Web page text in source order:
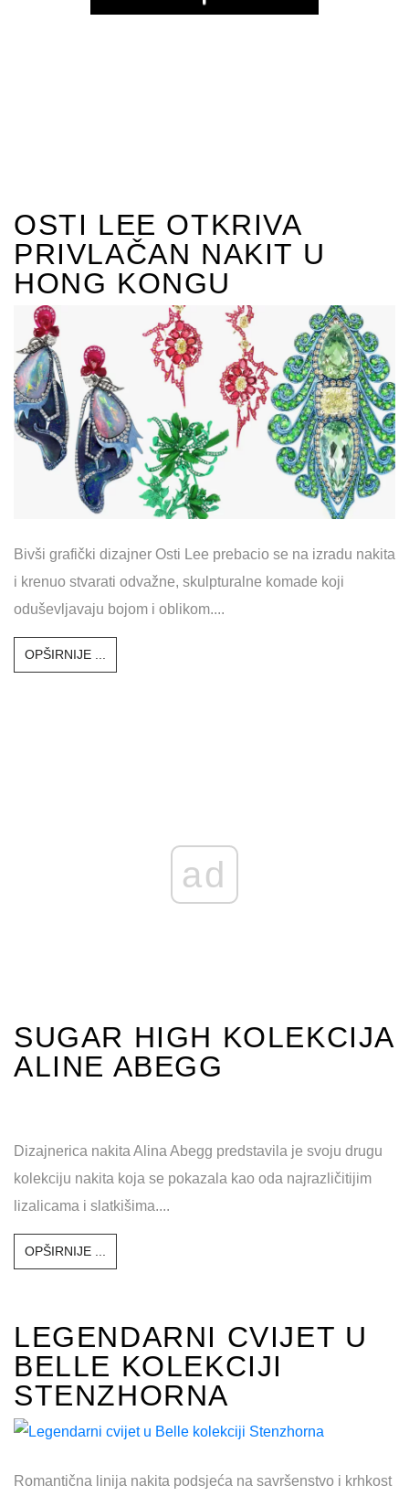
Play
OSTI LEE OTKRIVA
PRIVLAČAN NAKIT U
HONG KONGU
Bivši grafički dizajner Osti Lee prebacio se na izradu nakita
i krenuo stvarati odvažne, skulpturalne komade koji
oduševljavaju bojom i oblikom....
OPŠIRNIJE ...
ad
SUGAR HIGH KOLEKCIJA
ALINE ABEGG
Dizajnerica nakita Alina Abegg predstavila je svoju drugu
kolekciju nakita koja se pokazala kao oda najrazličitijim
lizalicama i slatkišima....
OPŠIRNIJE ...
LEGENDARNI CVIJET U
BELLE KOLEKCIJI
STENZHORNA
Romantična linija nakita podsjeća na savršenstvo i krhkost